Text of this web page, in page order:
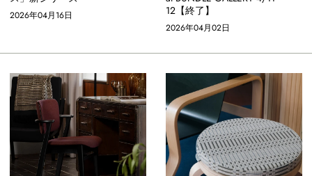
2026年04月16日
12【終了】
2026年04月02日